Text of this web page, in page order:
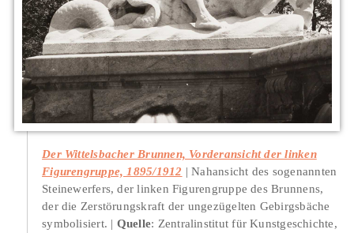
Der Wittelsbacher Brunnen, Vorderansicht der linken
Figurengruppe, 1895/1912
Nahansicht des sogenannten
Steinewerfers, der linken Figurengruppe des Brunnens,
der die Zerstörungskraft der ungezügelten Gebirgsbäche
symbolisiert.
Quelle: Zentralinstitut für Kunstgeschichte,